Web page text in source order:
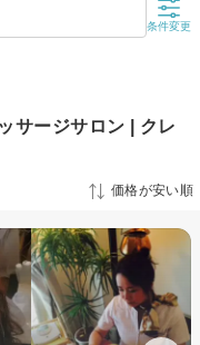
条件変更
サージサロン | クレ
価格が安い順